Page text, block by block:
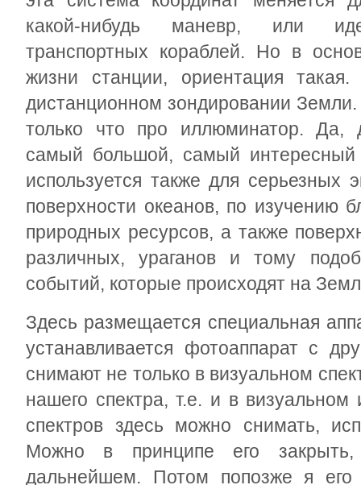
какой-нибудь маневр, или
транспортных кораблей. Но в
жизни станции, ориентация
дистанционном зондировании
только что про иллюминатор.
самый большой, самый
используется также для серьезных
поверхности океанов, по изучению
природных ресурсов, а также
различных, ураганов и тому
событий, которые происходят на
Здесь размещается специальная
устанавливается фотоаппарат с
снимают не только в визуальном
нашего спектра, т.е. и в
спектров здесь можно снимать,
Можно в принципе его
дальнейшем. Потом попозже я